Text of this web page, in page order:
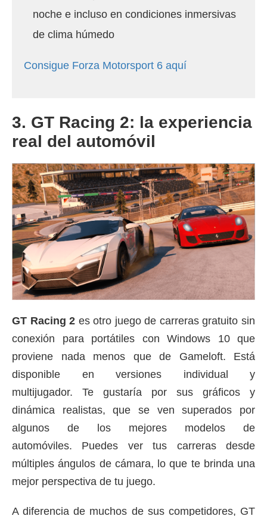
noche e incluso en condiciones inmersivas
de clima húmedo
Consigue Forza Motorsport 6 aquí
3. GT Racing 2: la experiencia
real del automóvil
GT Racing 2 es otro juego de carreras gratuito sin
conexión para portátiles con Windows 10 que
proviene nada menos que de Gameloft. Está
disponible en versiones individual y
multijugador. Te gustaría por sus gráficos y
dinámica realistas, que se ven superados por
algunos de los mejores modelos de
automóviles. Puedes ver tus carreras desde
múltiples ángulos de cámara, lo que te brinda una
mejor perspectiva de tu juego.
A diferencia de muchos de sus competidores, GT